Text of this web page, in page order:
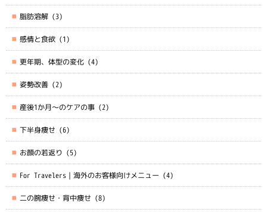
脂肪溶解 (3)
感情と食欲 (1)
更年期、体型の変化 (4)
姿勢改善 (2)
産後1か月～のケアの事 (2)
下半身痩せ (6)
お顔の若返り (5)
For Travelers｜海外のお客様向けメニュー (4)
二の腕痩せ・背中痩せ (8)